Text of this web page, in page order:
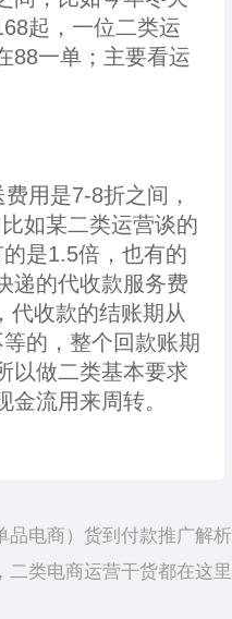
起，一位二类运
88一单；主要看运
用是7-8折之间，
如某二类运营谈的
是1.5倍，也有的
递的代收款服务费
代收款的结账期从
的，整个回款账期
以做二类基本要求
流用来周转。
品电商）货到付款推广解析
二类电商运营干货都在这里